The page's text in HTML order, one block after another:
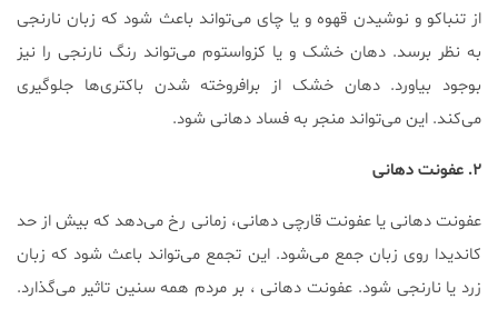
از تنباکو و نوشیدن قهوه و یا چای می‌تواند باعث شود که زبان نارنجی
به نظر برسد. دهان خشک و یا کزواستوم می‌تواند رنگ نارنجی را نیز
بوجود بیاورد. دهان خشک از برافروخته شدن باکتری‌ها جلوگیری
می‌کند. این می‌تواند منجر به فساد دهانی شود.
۲. عفونت دهانی
عفونت دهانی یا عفونت قارچی دهانی، زمانی رخ می‌دهد که بیش از حد
کاندیدا روی زبان جمع می‌شود. این تجمع می‌تواند باعث شود که زبان
زرد یا نارنجی شود. عفونت دهانی ، بر مردم همه سنین تاثیر می‌گذارد.